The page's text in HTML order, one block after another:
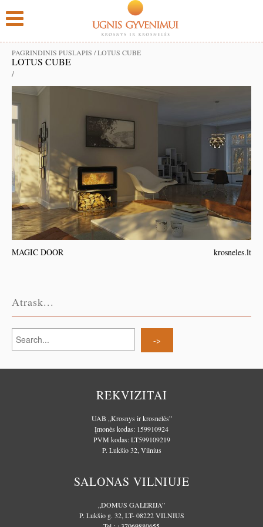
PAGRINDINIS PUSLAPIS /LOTUS CUBE
LOTUS CUBE
/
MAGIC DOOR krosneles.lt
Atrask...
REKVIZITAI
UAB „Krosnys ir krosnelės”
Įmonės kodas: 159910924
PVM kodas: LT599109219
P. Lukšio 32, Vilnius
SALONAS VILNIUJE
„DOMUS GALERIJA”
P. Lukšio g. 32, LT- 08222 VILNIUS